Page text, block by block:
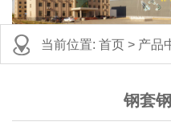
当前位置: 首页 > 产品
钢套